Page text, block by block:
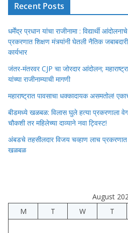
Recent Posts
धर्मेंद्र प्रधान यांचा राजीनामा : विद्यार्थी
प्रकरणात शिक्षण मंत्र्यांनी घेतली नैतिक
कार्यभार
जंतर-मंतरवर CJP चा जोरदार आंदोलन;
यांच्या राजीनाम्याची मागणी
महाराष्ट्रात पावसाचा धक्कादायक असमतोल!
बीडमध्ये खळबळ: विलास घुले हत्या प्रकरणाला
चौकशी तर महिलेच्या दाव्याने नवा ट्विस्ट!
अंबडचे तहसीलदार विजय चव्हाण लाच
खळबळ
August
M
T W T